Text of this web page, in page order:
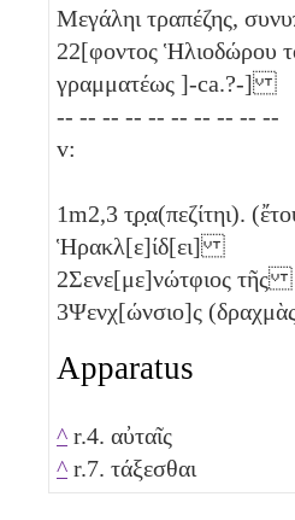
Μεγάληι τραπέζης,
22[φοντος Ἡλιοδώρου
γραμματέως ]-ca.?-]
-- -- -- -- -- -- -- -- -- --
v:
1m2,3 τ̣ρ̣α(πεζίτηι).
Ἡρακλ[ε]ίδ[ει]
2Σενε[με]νώτφιος τῆς
3Ψενχ[ώνσιο]ς
Apparatus
^ r.4. αὐταῖς
^ r.7. τάξεσθαι